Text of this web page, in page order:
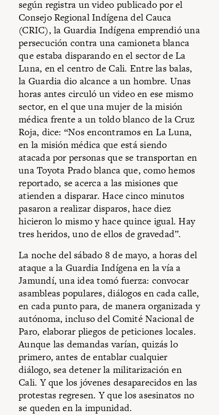
según registra un video publicado por el
Consejo Regional Indígena del Cauca
(CRIC), la Guardia Indígena emprendió una
persecución contra una camioneta blanca
que estaba disparando en el sector de La
Luna, en el centro de Cali. Entre las balas,
la Guardia dio alcance a un hombre. Unas
horas antes circuló un video en ese mismo
sector, en el que una mujer de la misión
médica frente a un toldo blanco de la Cruz
Roja, dice: “Nos encontramos en La Luna,
en la misión médica que está siendo
atacada por personas que se transportan en
una Toyota Prado blanca que, como hemos
reportado, se acerca a las misiones que
atienden a disparar. Hace cinco minutos
pasaron a realizar disparos, hace diez
hicieron lo mismo y hace quince igual. Hay
tres heridos, uno de ellos de gravedad”.
La noche del sábado 8 de mayo, a horas del
ataque a la Guardia Indígena en la vía a
Jamundí, una idea tomó fuerza: convocar
asambleas populares, diálogos en cada calle,
en cada punto para, de manera organizada y
autónoma, incluso del Comité Nacional de
Paro, elaborar pliegos de peticiones locales.
Aunque las demandas varían, quizás lo
primero, antes de entablar cualquier
diálogo, sea detener la militarización en
Cali. Y que los jóvenes desaparecidos en las
protestas regresen. Y que los asesinatos no
se queden en la impunidad.